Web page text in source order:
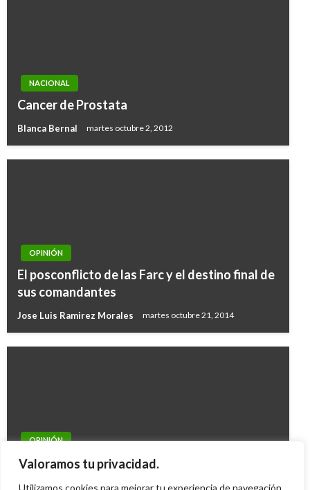
Valoramos tu privacidad.
Utilizamos cookies para mejorar tu experiencia de navegación,
NACIONAL
Cancer de Prostata
Blanca Bernal martes octubre 2, 2012
OPINIÓN
El posconflicto de las Farc y el destino final de
sus comandantes
Jose Luis Ramirez Morales martes octubre 21, 2014
OPINIÓN
Fumarola de iniciativas laborales en el